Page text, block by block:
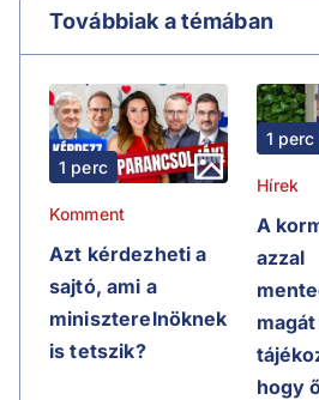
Továbbiak a témában
1 perc
Komment
Azt kérdezheti a
sajtó, ami a
miniszterelnöknek
is tetszik?
1 perc
Hírek
A
azzal
magát
hogy